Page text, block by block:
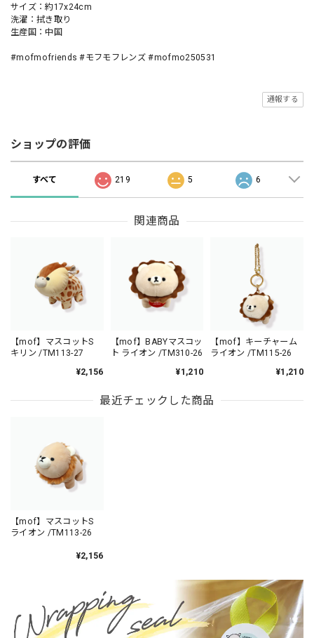
サイズ：約17x24cm
洗濯：拭き取り
生産国：中国
#mofmofriends #モフモフレンズ #mofmo250531
通報する
ショップの評価
すべて 219 5 6
関連商品
【mof】マスコットS
キリン /TM113-27
¥2,156
【mof】BABYマスコッ
ト ライオン /TM310-26
¥1,210
【mof】キーチャーム
ライオン /TM115-26
¥1,210
最近チェックした商品
【mof】マスコットS
ライオン /TM113-26
¥2,156